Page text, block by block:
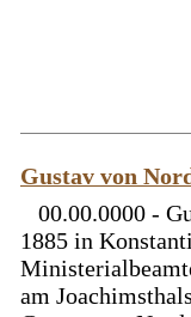
Gustav von
00.00.0000 -
1885 in
am